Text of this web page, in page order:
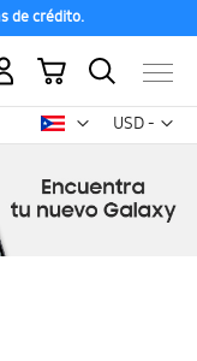
de crédito.
USD -
dólar
Mi carrito